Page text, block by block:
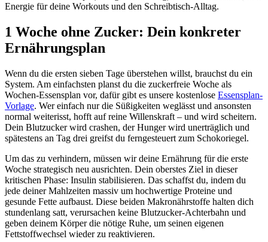
Energie für deine Workouts und den Schreibtisch-Alltag.
1 Woche ohne Zucker: Dein konkreter
Ernährungsplan
Wenn du die ersten sieben Tage überstehen willst, brauchst du ein
System. Am einfachsten planst du die zuckerfreie Woche als
Wochen-Essensplan vor, dafür gibt es unsere kostenlose Essensplan-
Vorlage. Wer einfach nur die Süßigkeiten weglässt und ansonsten
normal weiterisst, hofft auf reine Willenskraft – und wird scheitern.
Dein Blutzucker wird crashen, der Hunger wird unerträglich und
spätestens an Tag drei greifst du ferngesteuert zum Schokoriegel.
Um das zu verhindern, müssen wir deine Ernährung für die erste
Woche strategisch neu ausrichten. Dein oberstes Ziel in dieser
kritischen Phase: Insulin stabilisieren. Das schaffst du, indem du
jede deiner Mahlzeiten massiv um hochwertige Proteine und
gesunde Fette aufbaust. Diese beiden Makronährstoffe halten dich
stundenlang satt, verursachen keine Blutzucker-Achterbahn und
geben deinem Körper die nötige Ruhe, um seinen eigenen
Fettstoffwechsel wieder zu reaktivieren.